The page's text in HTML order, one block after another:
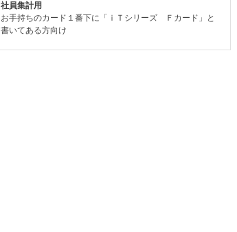
社員集計用
お手持ちのカード１番下に「ｉＴシリーズ Ｆカード」と
書いてある方向け